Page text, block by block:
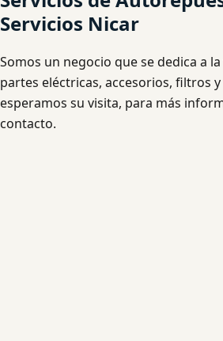
Servicios Nicar
Somos un negocio que se dedica a
partes eléctricas, accesorios, filtros
esperamos su visita, para más
contacto.